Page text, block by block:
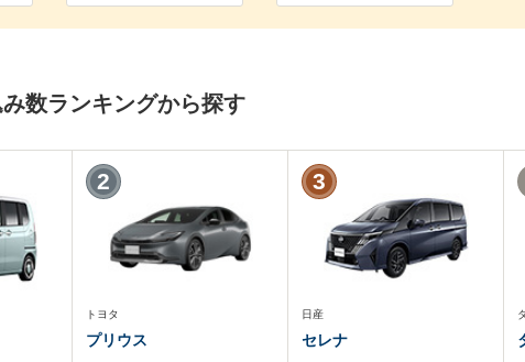
数ランキングから探す
トヨタ
プリウス
2
日産
セレナ
3